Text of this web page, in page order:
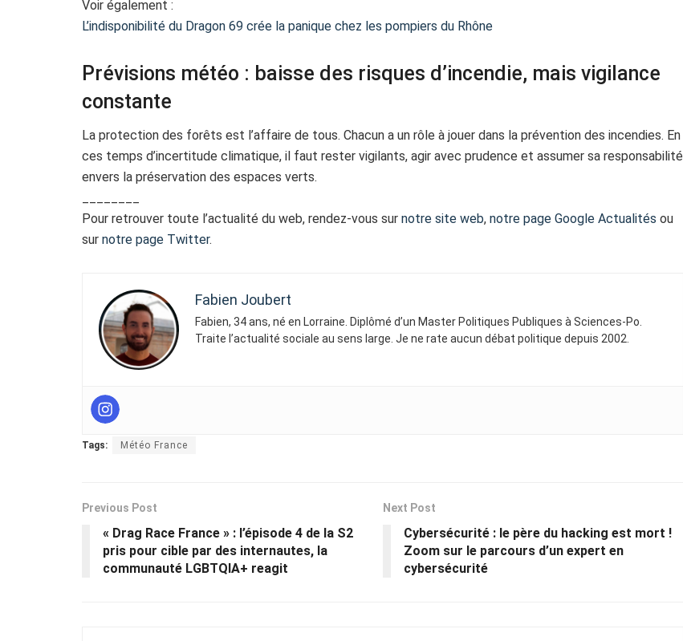
Voir également :
L’indisponibilité du Dragon 69 crée la panique chez les pompiers du Rhône
Prévisions météo : baisse des risques d’incendie, mais vigilance
constante
La protection des forêts est l’affaire de tous. Chacun a un rôle à jouer dans la prévention des incendies. En
ces temps d’incertitude climatique, il faut rester vigilants, agir avec prudence et assumer sa responsabilité
envers la préservation des espaces verts.
Pour retrouver toute l’actualité du web, rendez-vous sur notre site web, notre page Google Actualités ou
sur notre page Twitter.
Fabien Joubert
Fabien, 34 ans, né en Lorraine. Diplômé d’un Master Politiques Publiques à Sciences-Po.
Traite l’actualité sociale au sens large. Je ne rate aucun débat politique depuis 2002.
Tags: Météo France
Previous Post
« Drag Race France » : l’épisode 4 de la S2
pris pour cible par des internautes, la
communauté LGBTQIA+ reagit
Next Post
Cybersécurité : le père du hacking est mort !
Zoom sur le parcours d’un expert en
cybersécurité